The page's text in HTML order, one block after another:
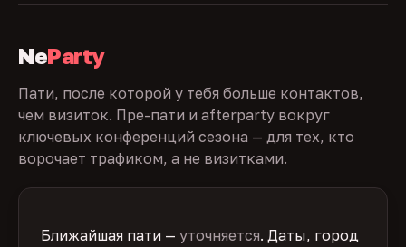
NeParty
Пати, после которой у тебя больше контактов,
чем визиток. Пре-пати и afterparty вокруг
ключевых конференций сезона — для тех, кто
ворочает трафиком, а не визитками.
Ближайшая пати — уточняется. Даты, город